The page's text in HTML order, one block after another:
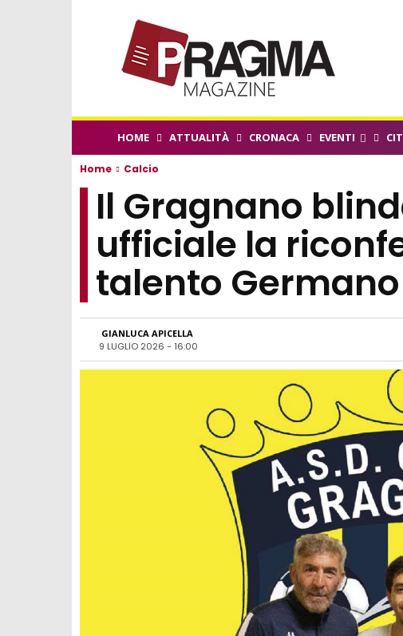
HOME ATTUALITÀ CRONACA EVENTI
Home Calcio
Il Gragnano
ufficiale la
talento
GIANLUCA APICELLA
9 LUGLIO 2026 - 16:00